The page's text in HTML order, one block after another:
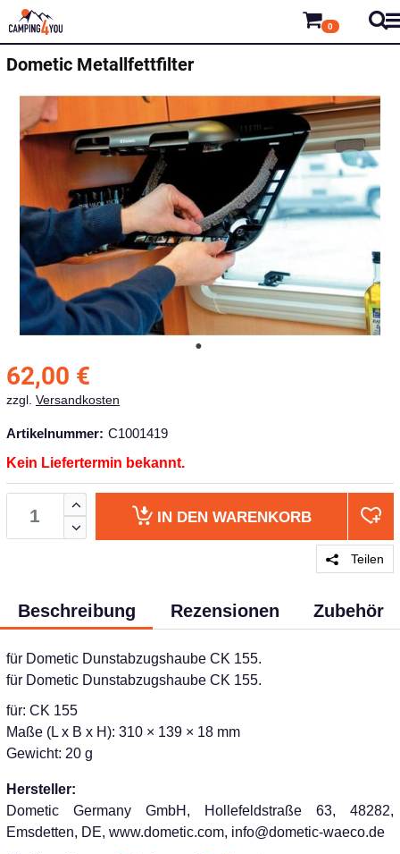
0
Dometic Metallfettfilter
62,00 €
zzgl. Versandkosten
Artikelnummer: C1001419
Kein Liefertermin bekannt.
IN DEN WARENKORB
Teilen
Beschreibung Rezensionen Zubehör
für Dometic Dunstabzugshaube CK 155.
für Dometic Dunstabzugshaube CK 155.
für: CK 155
Maße (L x B x H): 310 × 139 × 18 mm
Gewicht: 20 g
Hersteller:
Dometic Germany GmbH, Hollefeldstraße 63, 48282,
Emsdetten, DE, www.dometic.com, info@dometic-waeco.de